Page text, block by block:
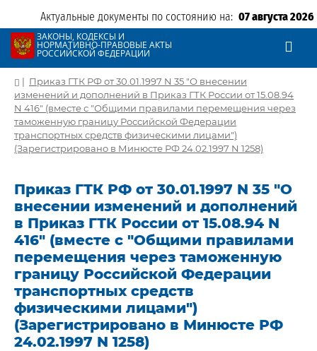
Актуальные документы по состоянию на: 07 августа 2026
ЗАКОНЫ, КОДЕКСЫ И
НОРМАТИВНО-ПРАВОВЫЕ АКТЫ
РОССИЙСКОЙ ФЕДЕРАЦИИ
| Приказ ГТК РФ от 30.01.1997 N 35 "О внесении
изменений и дополнений в Приказ ГТК России от 15.08.94
N 416" (вместе с "Общими правилами перемещения через
таможенную границу Российской Федерации
транспортных средств физическими лицами")
(Зарегистрировано в Минюсте РФ 24.02.1997 N 1258)
Приказ ГТК РФ от 30.01.1997 N 35 "О
внесении изменений и дополнений
в Приказ ГТК России от 15.08.94 N
416" (вместе с "Общими правилами
перемещения через таможенную
границу Российской Федерации
транспортных средств
физическими лицами")
(Зарегистрировано в Минюсте РФ
24.02.1997 N 1258)